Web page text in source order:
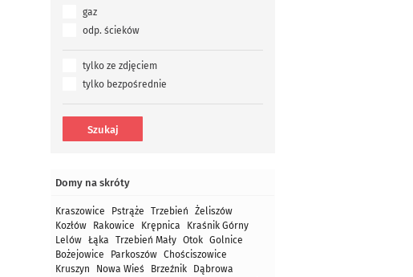
gaz
odp. ścieków
tylko ze zdjęciem
tylko bezpośrednie
Domy na skróty
Kraszowice Pstrąże Trzebień
Żeliszów
Kozłów
Rakowice Krępnica
Kraśnik Górny
Lelów Łąka Trzebień Mały Otok Golnice
Bożejowice
Parkoszów Chościszowice
Kruszyn
Nowa Wieś Brzeźnik
Dąbrowa